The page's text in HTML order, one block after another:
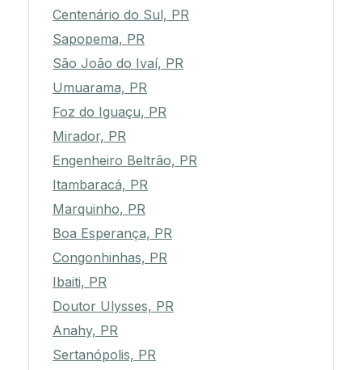
Centenário do Sul, PR
Sapopema, PR
São João do Ivaí, PR
Umuarama, PR
Foz do Iguaçu, PR
Mirador, PR
Engenheiro Beltrão, PR
Itambaracá, PR
Marquinho, PR
Boa Esperança, PR
Congonhinhas, PR
Ibaiti, PR
Doutor Ulysses, PR
Anahy, PR
Sertanópolis, PR